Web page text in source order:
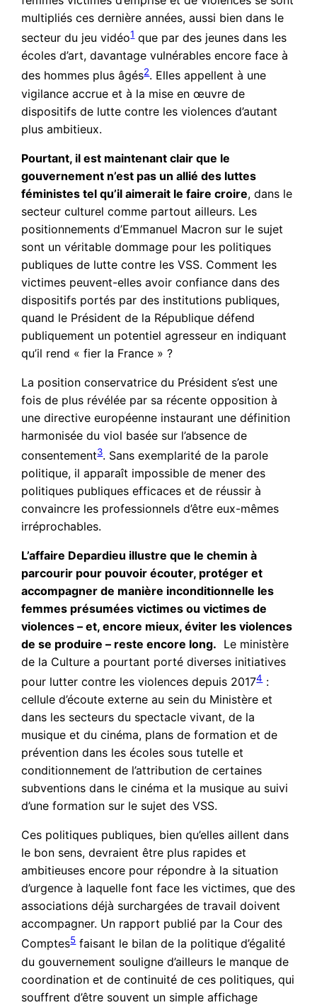
multipliés ces dernière années, aussi bien dans le
secteur du jeu vidéo1que par des jeunes dans les
écoles d’art, davantage vulnérables encore face à
des hommes plus âgés2. Elles appellent à une
vigilance accrue et à la mise en œuvre de
dispositifs de lutte contre les violences d’autant
plus ambitieux.
Pourtant, il est maintenant clair que le
gouvernement n’est pas un allié des luttes
féministes tel qu’il aimerait le faire croire, dans le
secteur culturel comme partout ailleurs. Les
positionnements d’Emmanuel Macron sur le sujet
sont un véritable dommage pour les politiques
publiques de lutte contre les VSS. Comment les
victimes peuvent-elles avoir confiance dans des
dispositifs portés par des institutions publiques,
quand le Président de la République défend
publiquement un potentiel agresseur en indiquant
qu’il rend « fier la France » ?
La position conservatrice du Président s’est une
fois de plus révélée par sa récente opposition à
une directive européenne instaurant une définition
harmonisée du viol basée sur l’absence de
consentement3. Sans exemplarité de la parole
politique, il apparaît impossible de mener des
politiques publiques efficaces et de réussir à
convaincre les professionnels d’être eux-mêmes
irréprochables.
L’affaire Depardieu illustre que le chemin à
parcourir pour pouvoir écouter, protéger et
accompagner de manière inconditionnelle les
femmes présumées victimes ou victimes de
violences – et, encore mieux, éviter les violences
de se produire – reste encore long. Le ministère
de la Culture a pourtant porté diverses initiatives
pour lutter contre les violences depuis 20174:
cellule d’écoute externe au sein du Ministère et
dans les secteurs du spectacle vivant, de la
musique et du cinéma, plans de formation et de
prévention dans les écoles sous tutelle et
conditionnement de l’attribution de certaines
subventions dans le cinéma et la musique au suivi
d’une formation sur le sujet des VSS.
Ces politiques publiques, bien qu’elles aillent dans
le bon sens, devraient être plus rapides et
ambitieuses encore pour répondre à la situation
d’urgence à laquelle font face les victimes, que des
associations déjà surchargées de travail doivent
accompagner. Un rapport publié par la Cour des
Comptes5faisant le bilan de la politique d’égalité
du gouvernement souligne d’ailleurs le manque de
coordination et de continuité de ces politiques, qui
souffrent d’être souvent un simple affichage